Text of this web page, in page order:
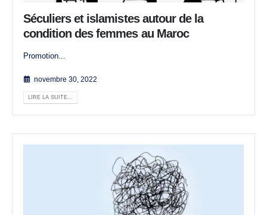
Séculiers et islamistes autour de la
condition des femmes au Maroc
Promotion...
novembre 30, 2022
LIRE LA SUITE...